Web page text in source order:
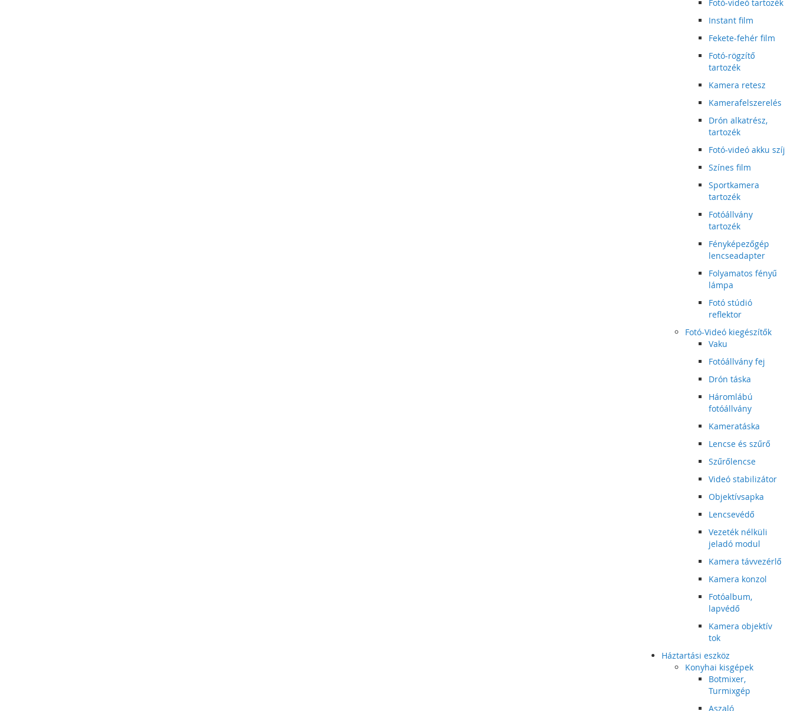
Fotó-videó tartozék
Instant film
Fekete-fehér film
Fotó-rögzítő
tartozék
Kamera retesz
Kamerafelszerelés
Drón alkatrész,
tartozék
Fotó-videó akku szíj
Színes film
Sportkamera
tartozék
Fotóállvány
tartozék
Fényképezőgép
lencseadapter
Folyamatos fényű
lámpa
Fotó stúdió
reflektor
Fotó-Videó kiegészítők
Vaku
Fotóállvány fej
Drón táska
Háromlábú
fotóállvány
Kameratáska
Lencse és szűrő
Szűrőlencse
Videó stabilizátor
Objektívsapka
Lencsevédő
Vezeték nélküli
jeladó modul
Kamera távvezérlő
Kamera konzol
Fotóalbum,
lapvédő
Kamera objektív
tok
Háztartási eszköz
Konyhai kisgépek
Botmixer,
Turmixgép
Aszaló